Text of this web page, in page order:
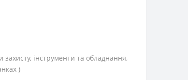
захисту, інструменти та обладнання,
)